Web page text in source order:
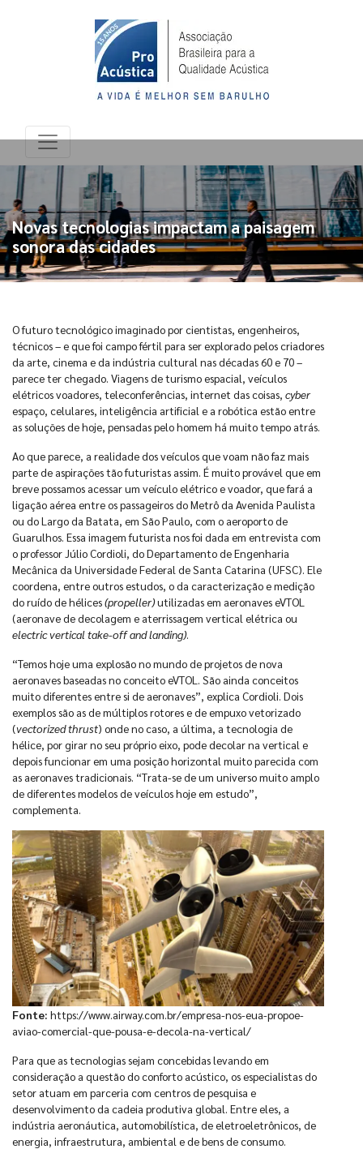
Novas tecnologias impactam a paisagem
sonora das cidades
O futuro tecnológico imaginado por cientistas, engenheiros,
técnicos – e que foi campo fértil para ser explorado pelos criadores
da arte, cinema e da indústria cultural nas décadas 60 e 70 –
parece ter chegado. Viagens de turismo espacial, veículos
elétricos voadores, teleconferências, internet das coisas, cyber
espaço, celulares, inteligência artificial e a robótica estão entre
as soluções de hoje, pensadas pelo homem há muito tempo atrás.
Ao que parece, a realidade dos veículos que voam não faz mais
parte de aspirações tão futuristas assim. É muito provável que em
breve possamos acessar um veículo elétrico e voador, que fará a
ligação aérea entre os passageiros do Metrô da Avenida Paulista
ou do Largo da Batata, em São Paulo, com o aeroporto de
Guarulhos. Essa imagem futurista nos foi dada em entrevista com
o professor Júlio Cordioli, do Departamento de Engenharia
Mecânica da Universidade Federal de Santa Catarina (UFSC). Ele
coordena, entre outros estudos, o da caracterização e medição
do ruído de hélices(propeller)utilizadas em aeronaves eVTOL
(aeronave de decolagem e aterrissagem vertical elétrica ou
electric vertical take-off and landing).
“Temos hoje uma explosão no mundo de projetos de nova
aeronaves baseadas no conceito eVTOL. São ainda conceitos
muito diferentes entre si de aeronaves”, explica Cordioli. Dois
exemplos são as de múltiplos rotores e de empuxo vetorizado
(vectorized thrust) onde no caso, a última, a tecnologia de
hélice, por girar no seu próprio eixo, pode decolar na vertical e
depois funcionar em uma posição horizontal muito parecida com
as aeronaves tradicionais. “Trata-se de um universo muito amplo
de diferentes modelos de veículos hoje em estudo”,
complementa.
Fonte: https://www.airway.com.br/empresa-nos-eua-propoe-
aviao-comercial-que-pousa-e-decola-na-vertical/
Para que as tecnologias sejam concebidas levando em
consideração a questão do conforto acústico, os especialistas do
setor atuam em parceria com centros de pesquisa e
desenvolvimento da cadeia produtiva global. Entre eles, a
indústria aeronáutica, automobilística, de eletroeletrônicos, de
energia, infraestrutura, ambiental e de bens de consumo.